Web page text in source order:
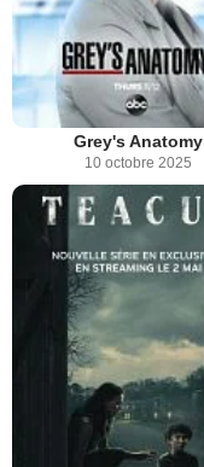
Grey's Anatomy
10 octobre 2025